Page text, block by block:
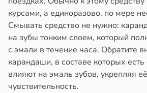
курсами, а единоразово, по мере
Смывать средство не нужно:
на зубы тонким слоем, который
с эмали в течение часа. Обратите
карандаши, в составе которых
влияют на эмаль зубов, укрепляя
чувствительность.